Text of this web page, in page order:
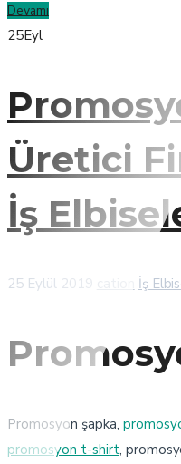
Devamı
25Eyl
Üretici
İş
25 Eylül 2019 İş
Promosyon şapka,
promosyon t-shirt,